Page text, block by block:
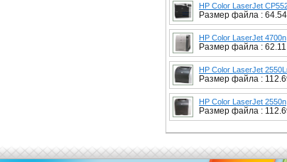
HP Color LaserJet
Размер файла :
HP Color LaserJet 4700n
Размер файла :
HP Color LaserJet
Размер файла :
HP Color LaserJet 2550n
Размер файла :